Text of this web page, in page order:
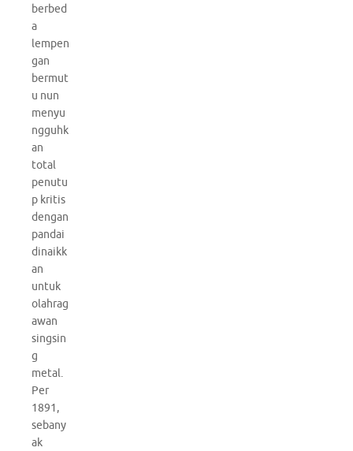
berbed
a
lempen
gan
bermut
u nun
menyu
ngguhk
an
total
penutu
p kritis
dengan
pandai
dinaikk
an
untuk
olahrag
awan
singsin
g
metal.
Per
1891,
sebany
ak